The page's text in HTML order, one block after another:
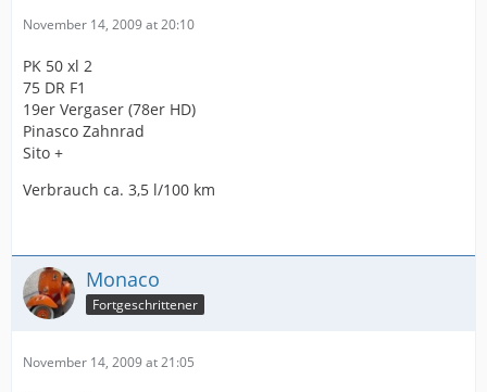
November 14, 2009 at 20:10
PK 50 xl 2
75 DR F1
19er Vergaser (78er HD)
Pinasco Zahnrad
Sito +
Verbrauch ca. 3,5 l/100 km
Monaco
Fortgeschrittener
November 14, 2009 at 21:05